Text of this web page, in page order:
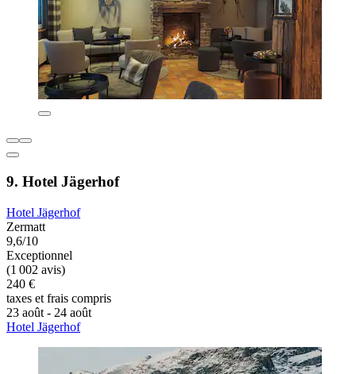
9. Hotel Jägerhof
Hotel Jägerhof
Zermatt
9,6/10
Exceptionnel
(1 002 avis)
240 €
taxes et frais compris
23 août - 24 août
Hotel Jägerhof